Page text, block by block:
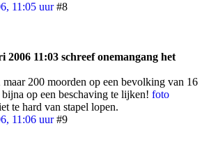
11:05 uur #8
2006 11:03 schreef onemangang het
200 moorden op een bevolking van 16
op een beschaving te lijken! foto
te hard van stapel lopen.
11:06 uur #9